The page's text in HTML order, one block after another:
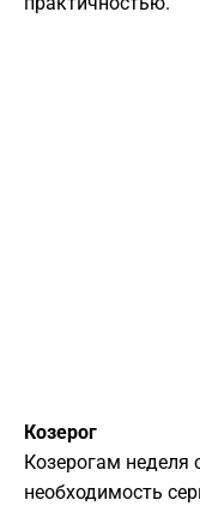
Козерог
Козерогам неделя
необходимость